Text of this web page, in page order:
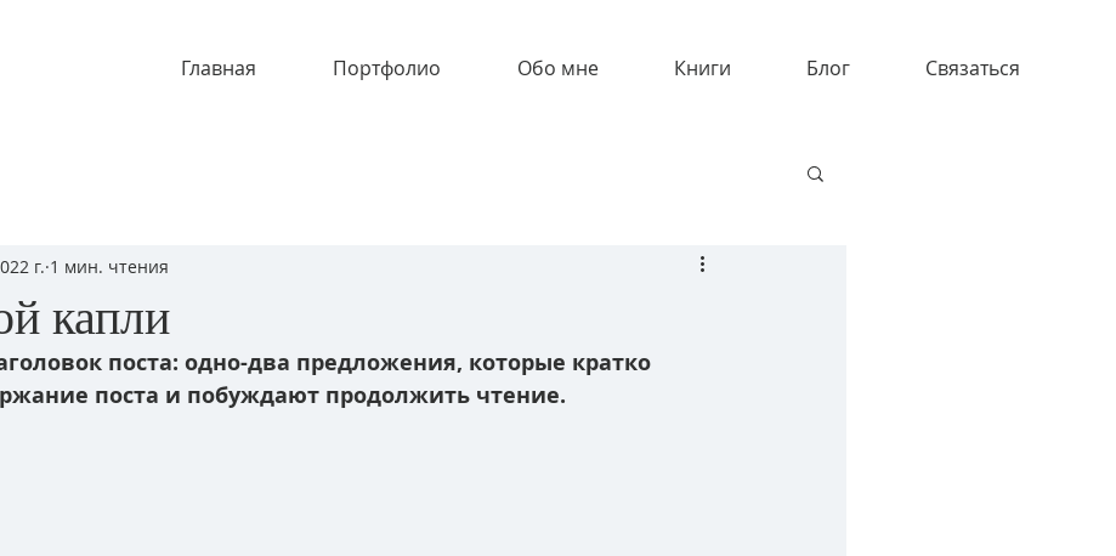
Главная Портфолио Обо мне Книги Блог Связаться
капли
г. 1 мин. чтения
поста: одно-два предложения, которые кратко
поста и побуждают продолжить чтение.